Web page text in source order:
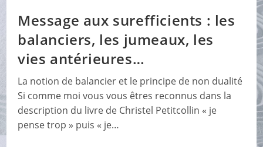
Sévère
?
Message aux surefficients : les
balanciers, les jumeaux, les
vies antérieures…
La notion de balancier et le principe de non dualité
Si comme moi vous vous êtres reconnus dans la
description du livre de Christel Petitcollin « je
pense trop » puis « je…